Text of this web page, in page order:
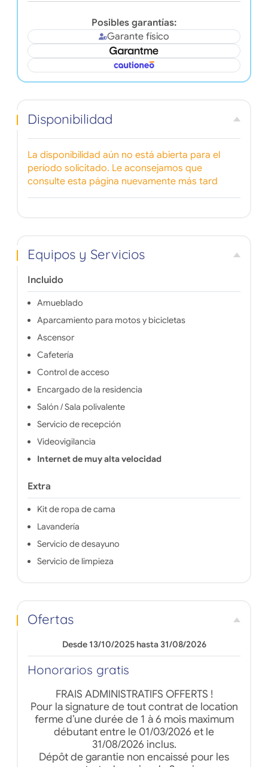
Posibles garantías:
Garante físico
Disponibilidad
La disponibilidad aún no está abierta para el
período solicitado. Le aconsejamos que
consulte esta página nuevamente más tard
Equipos y Servicios
Incluido
Amueblado
Aparcamiento para motos y bicicletas
Ascensor
Cafetería
Control de acceso
Encargado de la residencia
Salón / Sala polivalente
Servicio de recepción
Videovigilancia
Internet de muy alta velocidad
Extra
Kit de ropa de cama
Lavandería
Servicio de desayuno
Servicio de limpieza
Ofertas
Desde 13/10/2025 hasta 31/08/2026
Honorarios gratis
FRAIS ADMINISTRATIFS OFFERTS !
Pour la signature de tout contrat de location
ferme d’une durée de 1 à 6 mois maximum
débutant entre le 01/03/2026 et le
31/08/2026 inclus.
Dépôt de garantie non encaissé pour les